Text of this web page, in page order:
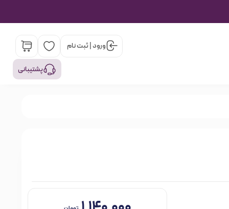
ورود | ثبت نام
پشتیبانی